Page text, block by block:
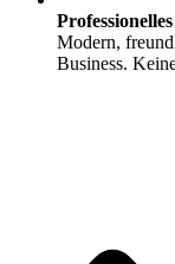
Modern,
Business.